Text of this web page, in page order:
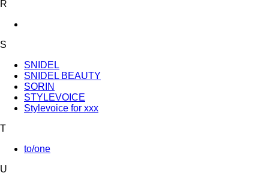
R
S
SNIDEL
SNIDEL BEAUTY
SORIN
STYLEVOICE
Stylevoice for xxx
T
to/one
U